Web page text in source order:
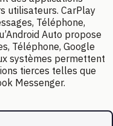
utilisateurs. CarPlay
Téléphone,
Auto propose
Téléphone, Google
systèmes permettent
tierces telles que
Messenger.